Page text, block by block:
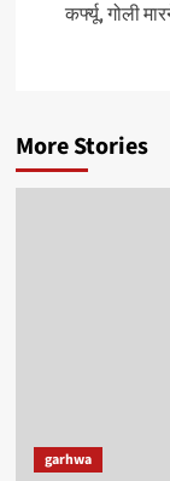
कर्फ्यू, गोली
More Stories
garhwa